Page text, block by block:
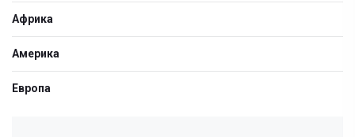
Африка
Америка
Европа